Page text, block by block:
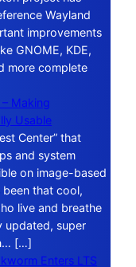
Wayland
improvements
GNOME, KDE,
more complete
– Making
Usable
Center” that
and system
on image-based
been that cool,
live and breathe
updated, super
[…]
Enters LTS